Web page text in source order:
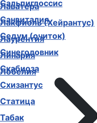
Лаватера
Лакфиоль (Хейрантус)
Лаурентия
Линария
Лобелия
Сальпиглоссис
Санвиталия
Седум (очиток)
Синеголовник
Скабиоза
Схизантус
Статица
Табак